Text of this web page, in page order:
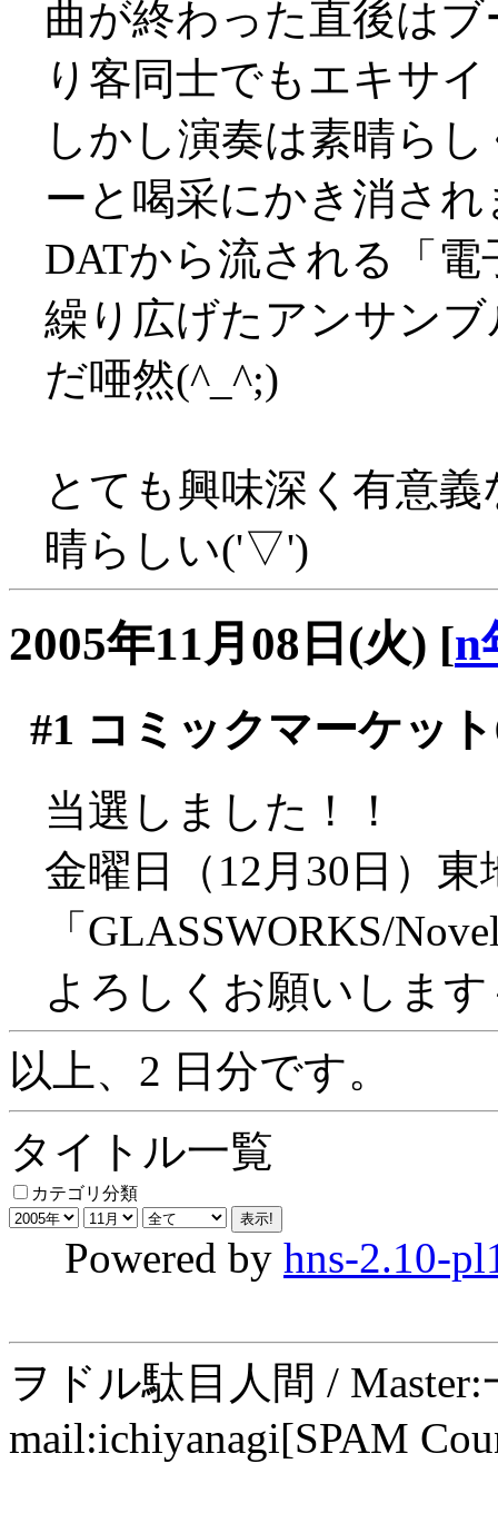
曲が終わった直後は
り客同士でもエキサ
しかし演奏は素晴ら
ーと喝采にかき消さ
DATから流される「
繰り広げたアンサン
だ唖然(^_^;)
とても興味深く有意
晴らしい('▽')
2005年11月08日(火) [n
#1 コミックマーケッ
当選しました！！
金曜日（12月30日）
「GLASSWORKS/
よろしくお願いしま
以上、2 日分です。
タイトル一覧
カテゴリ分類
Powered by hns-2.10-
ヲドル駄目人間 /
mail:ichiyanagi[SPAM